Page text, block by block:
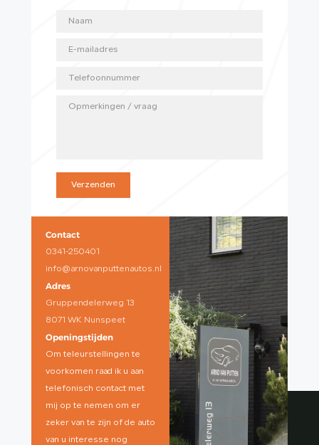
Verzenden
Contact
0341-250401
info@arnovanputtenautos.nl
Adres
Gruppendelerweg 13
8071 WK Nunspeet
Openingstijden
Om teleurstellingen te
voorkomen raad ik u aan
telefonisch contact met
mij op te nemen om er
zeker van te zijn of de auto
van u interesse nog